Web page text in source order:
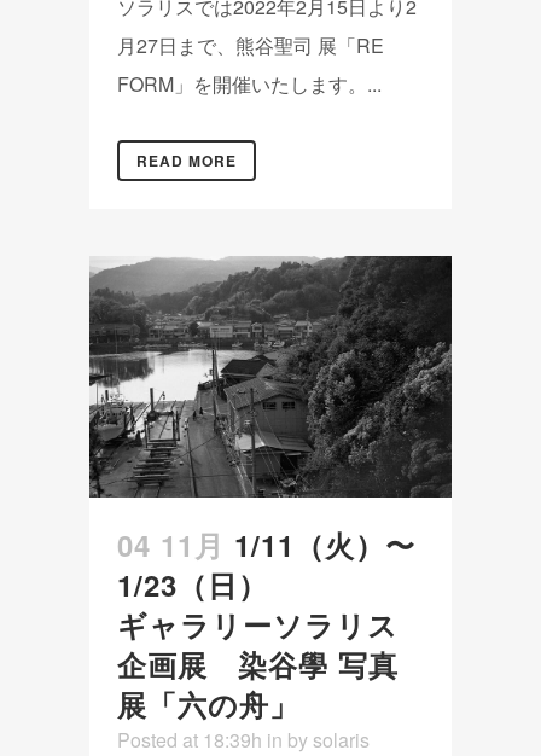
ソラリスでは2022年2月15日より2
月27日まで、熊谷聖司 展「RE
FORM」を開催いたします。...
READ MORE
04 11月 1/11（火）〜
1/23（日）
ギャラリーソラリス
企画展 染谷學 写真
展「六の舟」
Posted at 18:39h in by solaris